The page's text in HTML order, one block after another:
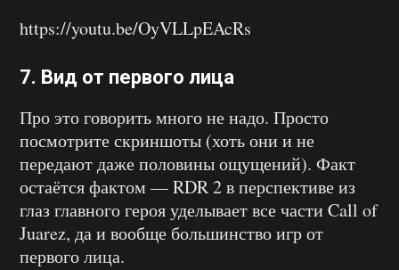
https://youtu.be/OyVLLpEAcRs
7. Вид от первого лица
Про это говорить много не надо. Просто
посмотрите скриншоты (хоть они и не
передают даже половины ощущений). Факт
остаётся фактом — RDR 2 в перспективе из
глаз главного героя уделывает все части Call of
Juarez, да и вообще большинство игр от
первого лица.